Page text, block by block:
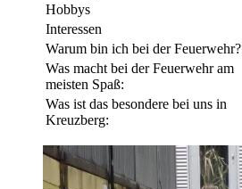
Hobbys
Interessen
Warum bin ich bei der Feuerwehr?
Was macht bei der Feuerwehr am
meisten Spaß:
Was ist das besondere bei uns in
Kreuzberg: